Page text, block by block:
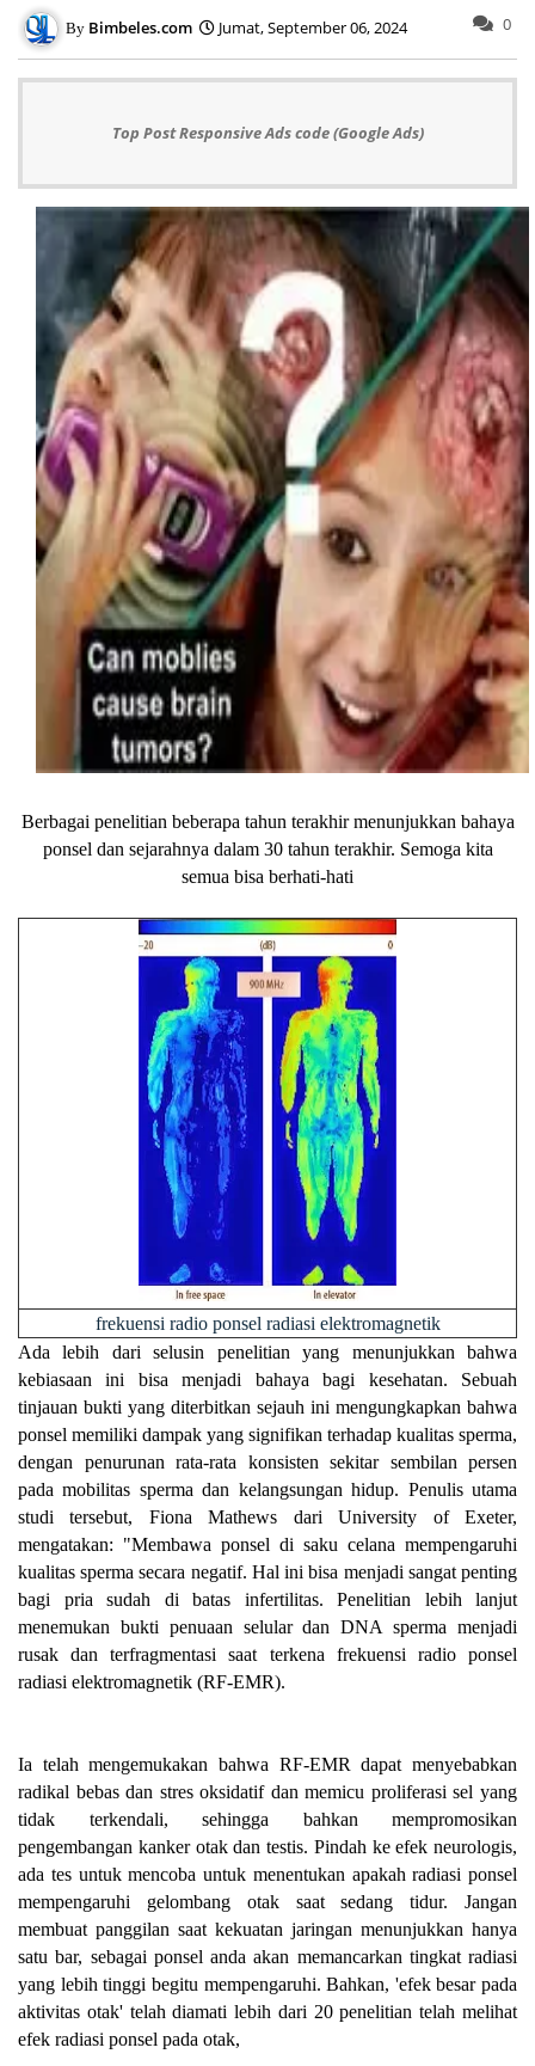
Bimbeles.com Jumat, September 06, 2024 0
Top Post Responsive Ads code (Google Ads)
Berbagai penelitian beberapa tahun terakhir menunjukkan bahaya
ponsel dan sejarahnya dalam 30 tahun terakhir. Semoga kita
semua bisa berhati-hati
frekuensi radio ponsel radiasi elektromagnetik
Ada lebih dari selusin penelitian yang menunjukkan bahwa
kebiasaan ini bisa menjadi bahaya bagi kesehatan. Sebuah
tinjauan bukti yang diterbitkan sejauh ini mengungkapkan bahwa
ponsel memiliki dampak yang signifikan terhadap kualitas sperma,
dengan penurunan rata-rata konsisten sekitar sembilan persen
pada mobilitas sperma dan kelangsungan hidup. Penulis utama
studi tersebut, Fiona Mathews dari University of Exeter,
mengatakan: "Membawa ponsel di saku celana mempengaruhi
kualitas sperma secara negatif. Hal ini bisa menjadi sangat penting
bagi pria sudah di batas infertilitas. Penelitian lebih lanjut
menemukan bukti penuaan selular dan DNA sperma menjadi
rusak dan terfragmentasi saat terkena frekuensi radio ponsel
radiasi elektromagnetik (RF-EMR).
Ia telah mengemukakan bahwa RF-EMR dapat menyebabkan
radikal bebas dan stres oksidatif dan memicu proliferasi sel yang
tidak terkendali, sehingga bahkan mempromosikan
pengembangan kanker otak dan testis. Pindah ke efek neurologis,
ada tes untuk mencoba untuk menentukan apakah radiasi ponsel
mempengaruhi gelombang otak saat sedang tidur. Jangan
membuat panggilan saat kekuatan jaringan menunjukkan hanya
satu bar, sebagai ponsel anda akan memancarkan tingkat radiasi
yang lebih tinggi begitu mempengaruhi. Bahkan, 'efek besar pada
aktivitas otak' telah diamati lebih dari 20 penelitian telah melihat
efek radiasi ponsel pada otak,